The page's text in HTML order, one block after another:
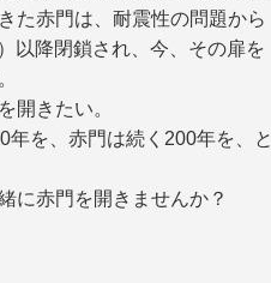
た赤門は、耐震性の問題から
以降閉鎖され、今、その扉を
開きたい。
年を、赤門は続く200年を、と
に赤門を開きませんか？